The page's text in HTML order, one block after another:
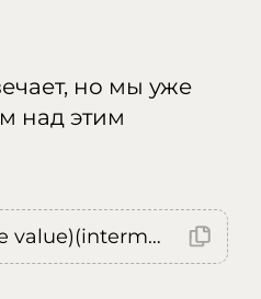
но мы уже
над этим
Error: (intermediate value)(intermediate value)(intermediate value).replaceAll is not a function